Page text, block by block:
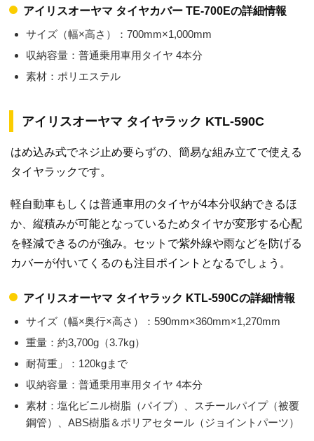
アイリスオーヤマ タイヤカバー TE-700Eの詳細情報
サイズ（幅×高さ）：700mm×1,000mm
収納容量：普通乗用車用タイヤ 4本分
素材：ポリエステル
アイリスオーヤマ タイヤラック KTL-590C
はめ込み式でネジ止め要らずの、簡易な組み立てで使える
タイヤラックです。
軽自動車もしくは普通車用のタイヤが4本分収納できるほ
か、縦積みが可能となっているためタイヤが変形する心配
を軽減できるのが強み。セットで紫外線や雨などを防げる
カバーが付いてくるのも注目ポイントとなるでしょう。
アイリスオーヤマ タイヤラック KTL-590Cの詳細情報
サイズ（幅×奥行×高さ）：590mm×360mm×1,270mm
重量：約3,700g（3.7kg）
耐荷重」：120kgまで
収納容量：普通乗用車用タイヤ 4本分
素材：塩化ビニル樹脂（パイプ）、スチールパイプ（被覆
鋼管）、ABS樹脂＆ポリアセタール（ジョイントパーツ）